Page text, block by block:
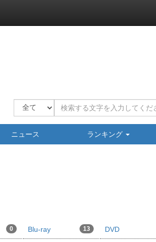
ニュース ランキング
0 Blu-ray 13 DVD